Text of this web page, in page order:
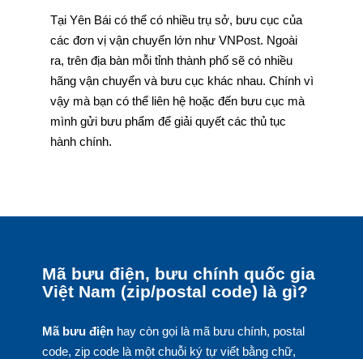
Tại Yên Bái có thể có nhiều trụ sở, bưu cục của
các đơn vị vận chuyển lớn như VNPost. Ngoài
ra, trên địa bàn mỗi tỉnh thành phố sẽ có nhiều
hãng vận chuyển và bưu cục khác nhau. Chính vì
vậy mà bạn có thể liên hệ hoặc đến bưu cục mà
mình gửi bưu phẩm để giải quyết các thủ tục
hành chính.
Mã bưu điện, bưu chính quốc gia
Việt Nam (zip/postal code) là gì?
Mã bưu điệnhay còn gọi là mã bưu chính, postal
code, zip code là một chuỗi ký tự viết bằng chữ,